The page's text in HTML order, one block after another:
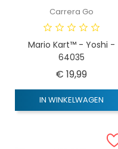
Carrera Go
Mario Kart™ - Yoshi -
64035
€ 19,99Prijs
IN WINKELWAGEN